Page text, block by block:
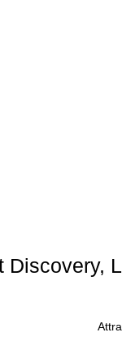
Discovery,